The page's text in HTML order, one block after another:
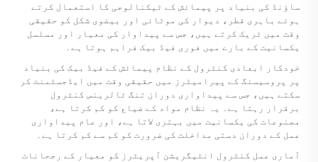
ساؤنڈ کی بنیاد پر پیمائش کے ٹیکنالوجی کا استعمال کرتے
ہوئے باہری قطر، دیوار کی موٹائی اور بیضوی شکل کو حقیقی
وقت میں ٹریک کرتے ہیں، جس سے پیداوار کی معیار اور مسلسل
یکسانیت کے بارے میں فوری فیڈ بیک فراہم ہوتا ہے۔
خودکار ابعادی کنٹرول کے نظام پیمائش کے فیڈ بیک کی بنیاد
پر پروسیسنگ کے پیرامیٹرز میں حقیقی وقت میں ایڈجسٹمنٹ کر
سکتے ہیں، جس سے پیداواری دوران تنگ ٹالرینس کنٹرول
برقرار رہتا ہے۔ یہ نظام مواد کے ضیاع کو کم کرتا ہے،
مصنوعات کی یکسانیت میں بہتری لاتا ہے، اور عام پیداواری
عمل کے دوران دستی مداخلت کی ضرورت کو کم سے کم کرتا ہے۔
آماری عمل کنٹرول انٹیگریشن آپریٹرز کو معیار کے رجحانات